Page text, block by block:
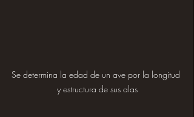
Se determina la edad de un ave por la longitud
y estructura de sus alas